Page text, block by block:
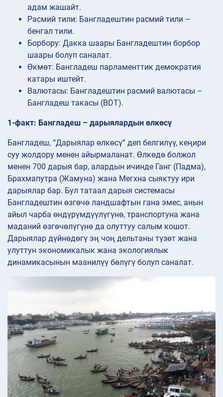
адам жашайт.
Расмий тили: Бангладештин расмий тили –
бенгал тили.
Борбору: Дакка шаары Бангладештин борбор
шаары болуп саналат.
Өкмөт: Бангладеш парламенттик демократия
катары иштейт.
Валютасы: Бангладештин расмий валютасы –
Бангладеш такасы (BDT).
1-факт: Бангладеш – дарыялардын өлкөсү
Бангладеш, “Дарыялар өлкөсү” деп белгилүү, кеңири
суу жолдору менен айырмаланат. Өлкөдө болжол
менен 700 дарыя бар, алардын ичинде Ганг (Падма),
Брахмапутра (Жамуна) жана Мегхна сыяктуу ири
дарыялар бар. Бул татаал дарыя системасы
Бангладештин өзгөчө ландшафтын гана эмес, анын
айыл чарба өндүрүмдүүлүгүнө, транспортуна жана
маданий өзгөчөлүгүнө да олуттуу салым кошот.
Дарыялар дүйнөдөгү эң чоң дельтаны түзөт жана
улуттун экономикалык жана экологиялык
динамикасынын маанилүү бөлүгү болуп саналат.